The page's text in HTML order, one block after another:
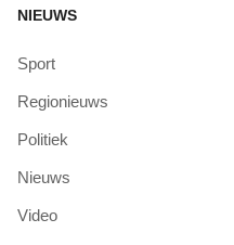
NIEUWS
Sport
Regionieuws
Politiek
Nieuws
Video